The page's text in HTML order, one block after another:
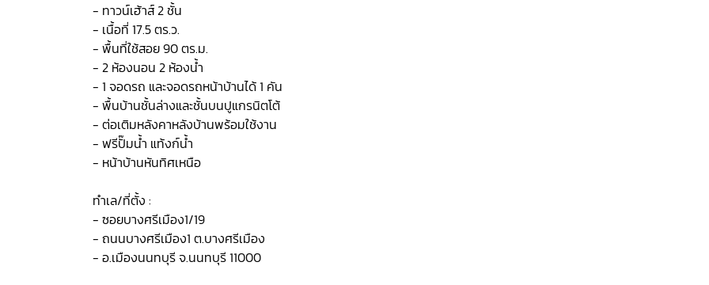
- ทาวน์เฮ้าส์ 2 ชั้น
- เนื้อที่ 17.5 ตร.ว.
- พื้นที่ใช้สอย 90 ตร.ม.
- 2 ห้องนอน 2 ห้องน้ำ
- 1 จอดรถ และจอดรถหน้าบ้านได้ 1 คัน
- พื้นบ้านชั้นล่างและชั้นบนปูแกรนิตโต้
- ต่อเติมหลังคาหลังบ้านพร้อมใช้งาน
- ฟรีปั๊มน้ำ แท้งก์น้ำ
- หน้าบ้านหันทิศเหนือ
ทำเล/ที่ตั้ง :
- ซอยบางศรีเมือง1/19
- ถนนบางศรีเมือง1 ต.บางศรีเมือง
- อ.เมืองนนทบุรี จ.นนทบุรี 11000